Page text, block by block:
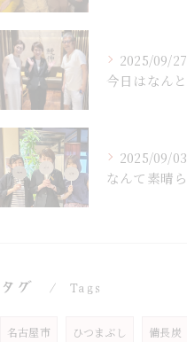
2025/09/27
2025/09/03
タグ Tags
名古屋市 ひつまぶし 備長炭